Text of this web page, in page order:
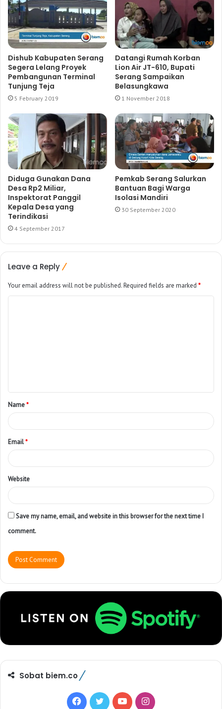
Dishub Kabupaten Serang
Segera Lelang Proyek
Pembangunan Terminal
Tunjung Teja
5 February 2019
Datangi Rumah Korban
Lion Air JT-610, Bupati
Serang Sampaikan
Belasungkawa
1 November 2018
Diduga Gunakan Dana
Desa Rp2 Miliar,
Inspektorat Panggil
Kepala Desa yang
Terindikasi
4 September 2017
Pemkab Serang Salurkan
Bantuan Bagi Warga
Isolasi Mandiri
30 September 2020
Leave a Reply
Your email address will not be published.Required fields are marked *
Name*
Email*
Website
Save my name, email, and website in this browser for the next time I
comment.
Sobat biem.co
F T Y I